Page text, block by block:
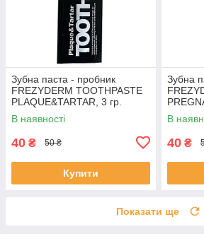
Зубна паста - пробник
FREZYDERM TOOTHPASTE
PLAQUE&TARTAR, 3 гр.
В наявності
40 ₴ 50 ₴
Купити
Зубна
В
40 ₴
Показати ще